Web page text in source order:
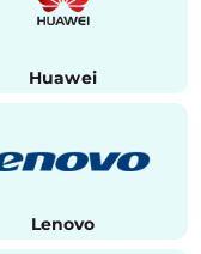
Huawei
Lenovo